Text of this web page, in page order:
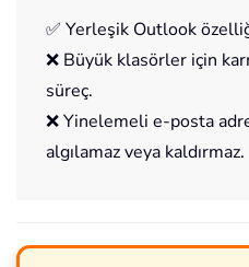
✅ Yerleşik Outlook
❌ Büyük klasörler için
süreç.
❌ Yinelemeli e-posta
algılamaz veya kaldırmaz.